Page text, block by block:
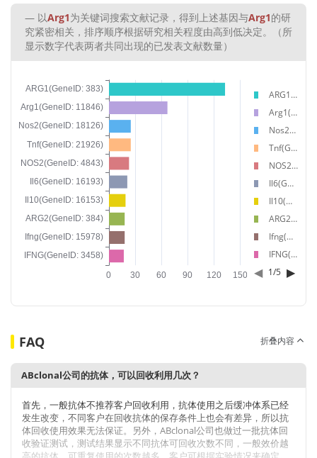
以Arg1为关键词搜索文献记录，得到上述基因与Arg1的研
究紧密相关，排序顺序根据研究相关程度由高到低决定。（所
显示数字代表两者共同出现的已发表文献数量）
ARG1(GeneID: 383)
Arg1(GeneID: 11846)
Nos2(GeneID: 18126)
Tnf(GeneID: 21926)
NOS2(GeneID: 4843)
Il6(GeneID: 16193)
Il10(GeneID: 16153)
ARG2(GeneID: 384)
Ifng(GeneID: 15978)
IFNG(GeneID: 3458)
◀ 1/5 ▶
FAQ 折叠内容
ABclonal公司的抗体，可以回收利用几次？
首先，一般抗体不推荐客户回收利用，抗体使用之后缓冲体系已经
发生改变，不同客户在回收抗体的保存条件上也会有差异，所以抗
体回收使用效果无法保证。另外，ABclonal公司也做过一批抗体回
收验证测试，测试结果显示不同抗体可回收次数不同，一般效价越